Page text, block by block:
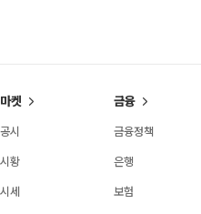
마켓
공시
시황
시세
금융
금융정책
은행
보험